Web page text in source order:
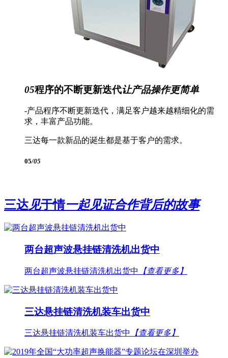
05程序的不断更新迭代让产品操作更简单
-产品程序不断更新迭代，满足客户越来越精细化的需
求，丰富产品功能。
三达每一款新品的诞生都是基于客户的需求。
05/05
三达见于情一起见证合作背后的故事
两台超声波悬挂链清洗机出货中
两台超声波悬挂链清洗机出货中 【查看更多】
三达悬挂链清洗机装车出货中
三达悬挂链清洗机装车出货中 【查看更多】